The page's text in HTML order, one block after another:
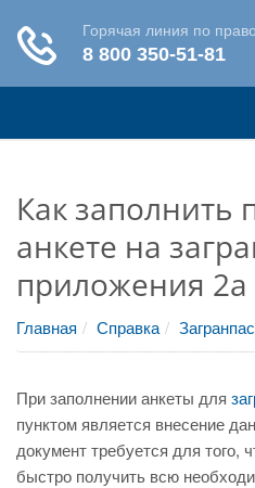
Как заполнить
анкете на
приложения 2а
Главная Справка
При заполнении анкеты для
пунктом является внесение
документ требуется для
быстро получить всю